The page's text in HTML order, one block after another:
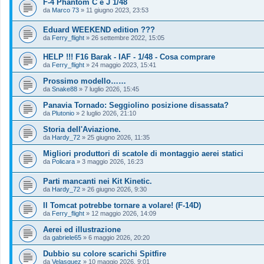
F-4 Phantom C e J 1/48
da Marco 73 » 11 giugno 2023, 23:53
Eduard WEEKEND edition ???
da Ferry_flight » 26 settembre 2022, 15:05
HELP !!! F16 Barak - IAF - 1/48 - Cosa comprare
da Ferry_flight » 24 maggio 2023, 15:41
Prossimo modello……
da Snake88 » 7 luglio 2026, 15:45
Panavia Tornado: Seggiolino posizione disassata?
da Plutonio » 2 luglio 2026, 21:10
Storia dell'Aviazione.
da Hardy_72 » 25 giugno 2026, 11:35
Migliori produttori di scatole di montaggio aerei statici
da Policara » 3 maggio 2026, 16:23
Parti mancanti nei Kit Kinetic.
da Hardy_72 » 26 giugno 2026, 9:30
Il Tomcat potrebbe tornare a volare! (F-14D)
da Ferry_flight » 12 maggio 2026, 14:09
Aerei ed illustrazione
da gabriele65 » 6 maggio 2026, 20:20
Dubbio su colore scarichi Spitfire
da Velasquez » 10 maggio 2026, 9:01